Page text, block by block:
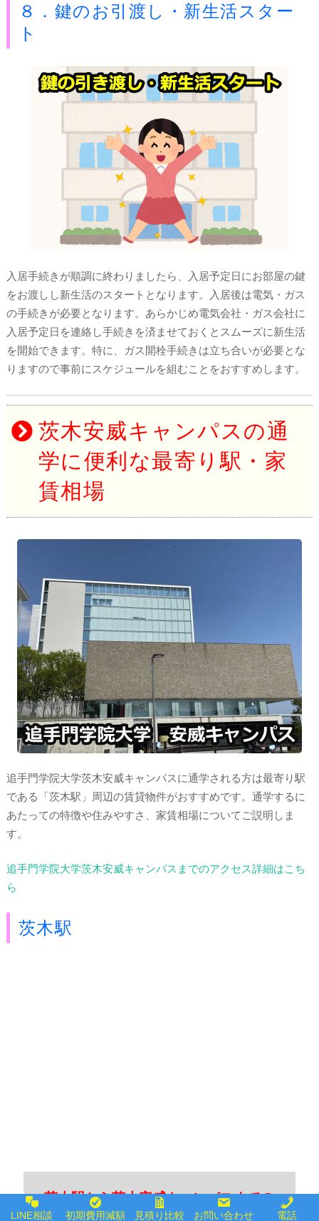
８．鍵のお引渡し・新生活スター
ト
入居手続きが順調に終わりましたら、入居予定日にお部屋の鍵
をお渡しし新生活のスタートとなります。入居後は電気・ガス
の手続きが必要となります。あらかじめ電気会社・ガス会社に
入居予定日を連絡し手続きを済ませておくとスムーズに新生活
を開始できます。特に、ガス開栓手続きは立ち合いが必要とな
りますので事前にスケジュールを組むことをおすすめします。
茨木安威キャンパスの通
学に便利な最寄り駅・家
賃相場
追手門学院大学茨木安威キャンパスに通学される方は最寄り駅
である「茨木駅」周辺の賃貸物件がおすすめです。通学するに
あたっての特徴や住みやすさ、家賃相場についてご説明しま
す。
追手門学院大学茨木安威キャンパスまでのアクセス詳細はこち
ら
茨木駅
茨木駅から茨木安威キャンパスまでの
アクセス｜直通バス：約20～30分
LINE相談 初期費用減額 見積り比較 お問い合わせ 電話